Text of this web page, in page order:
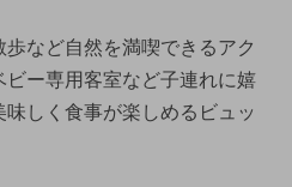
など自然を満喫できるアク
ー専用客室など子連れに嬉
しく食事が楽しめるビュッ